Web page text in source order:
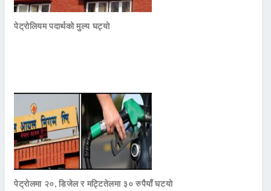
पेट्रोलियम पदार्थको मुल्य घट्यो
पेट्रोलमा २०, डिजेल र मट्टितेलमा ३० रुपैयाँ घटयो